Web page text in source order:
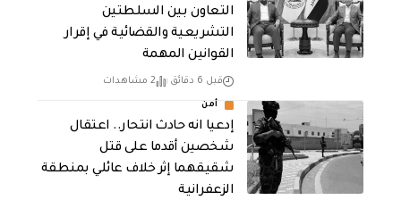
التعاون بين السلطتين
التشريعية والقضائية في إقرار
القوانين المهمة
قبل 6 دقائق 2 مشاهدات
أمن
إدعيا انه حادث انتحار.. اعتقال
شخصين أقدما على قتل
شقيقهما إثر خلاف عائلي بمنطقة
الزعفرانية